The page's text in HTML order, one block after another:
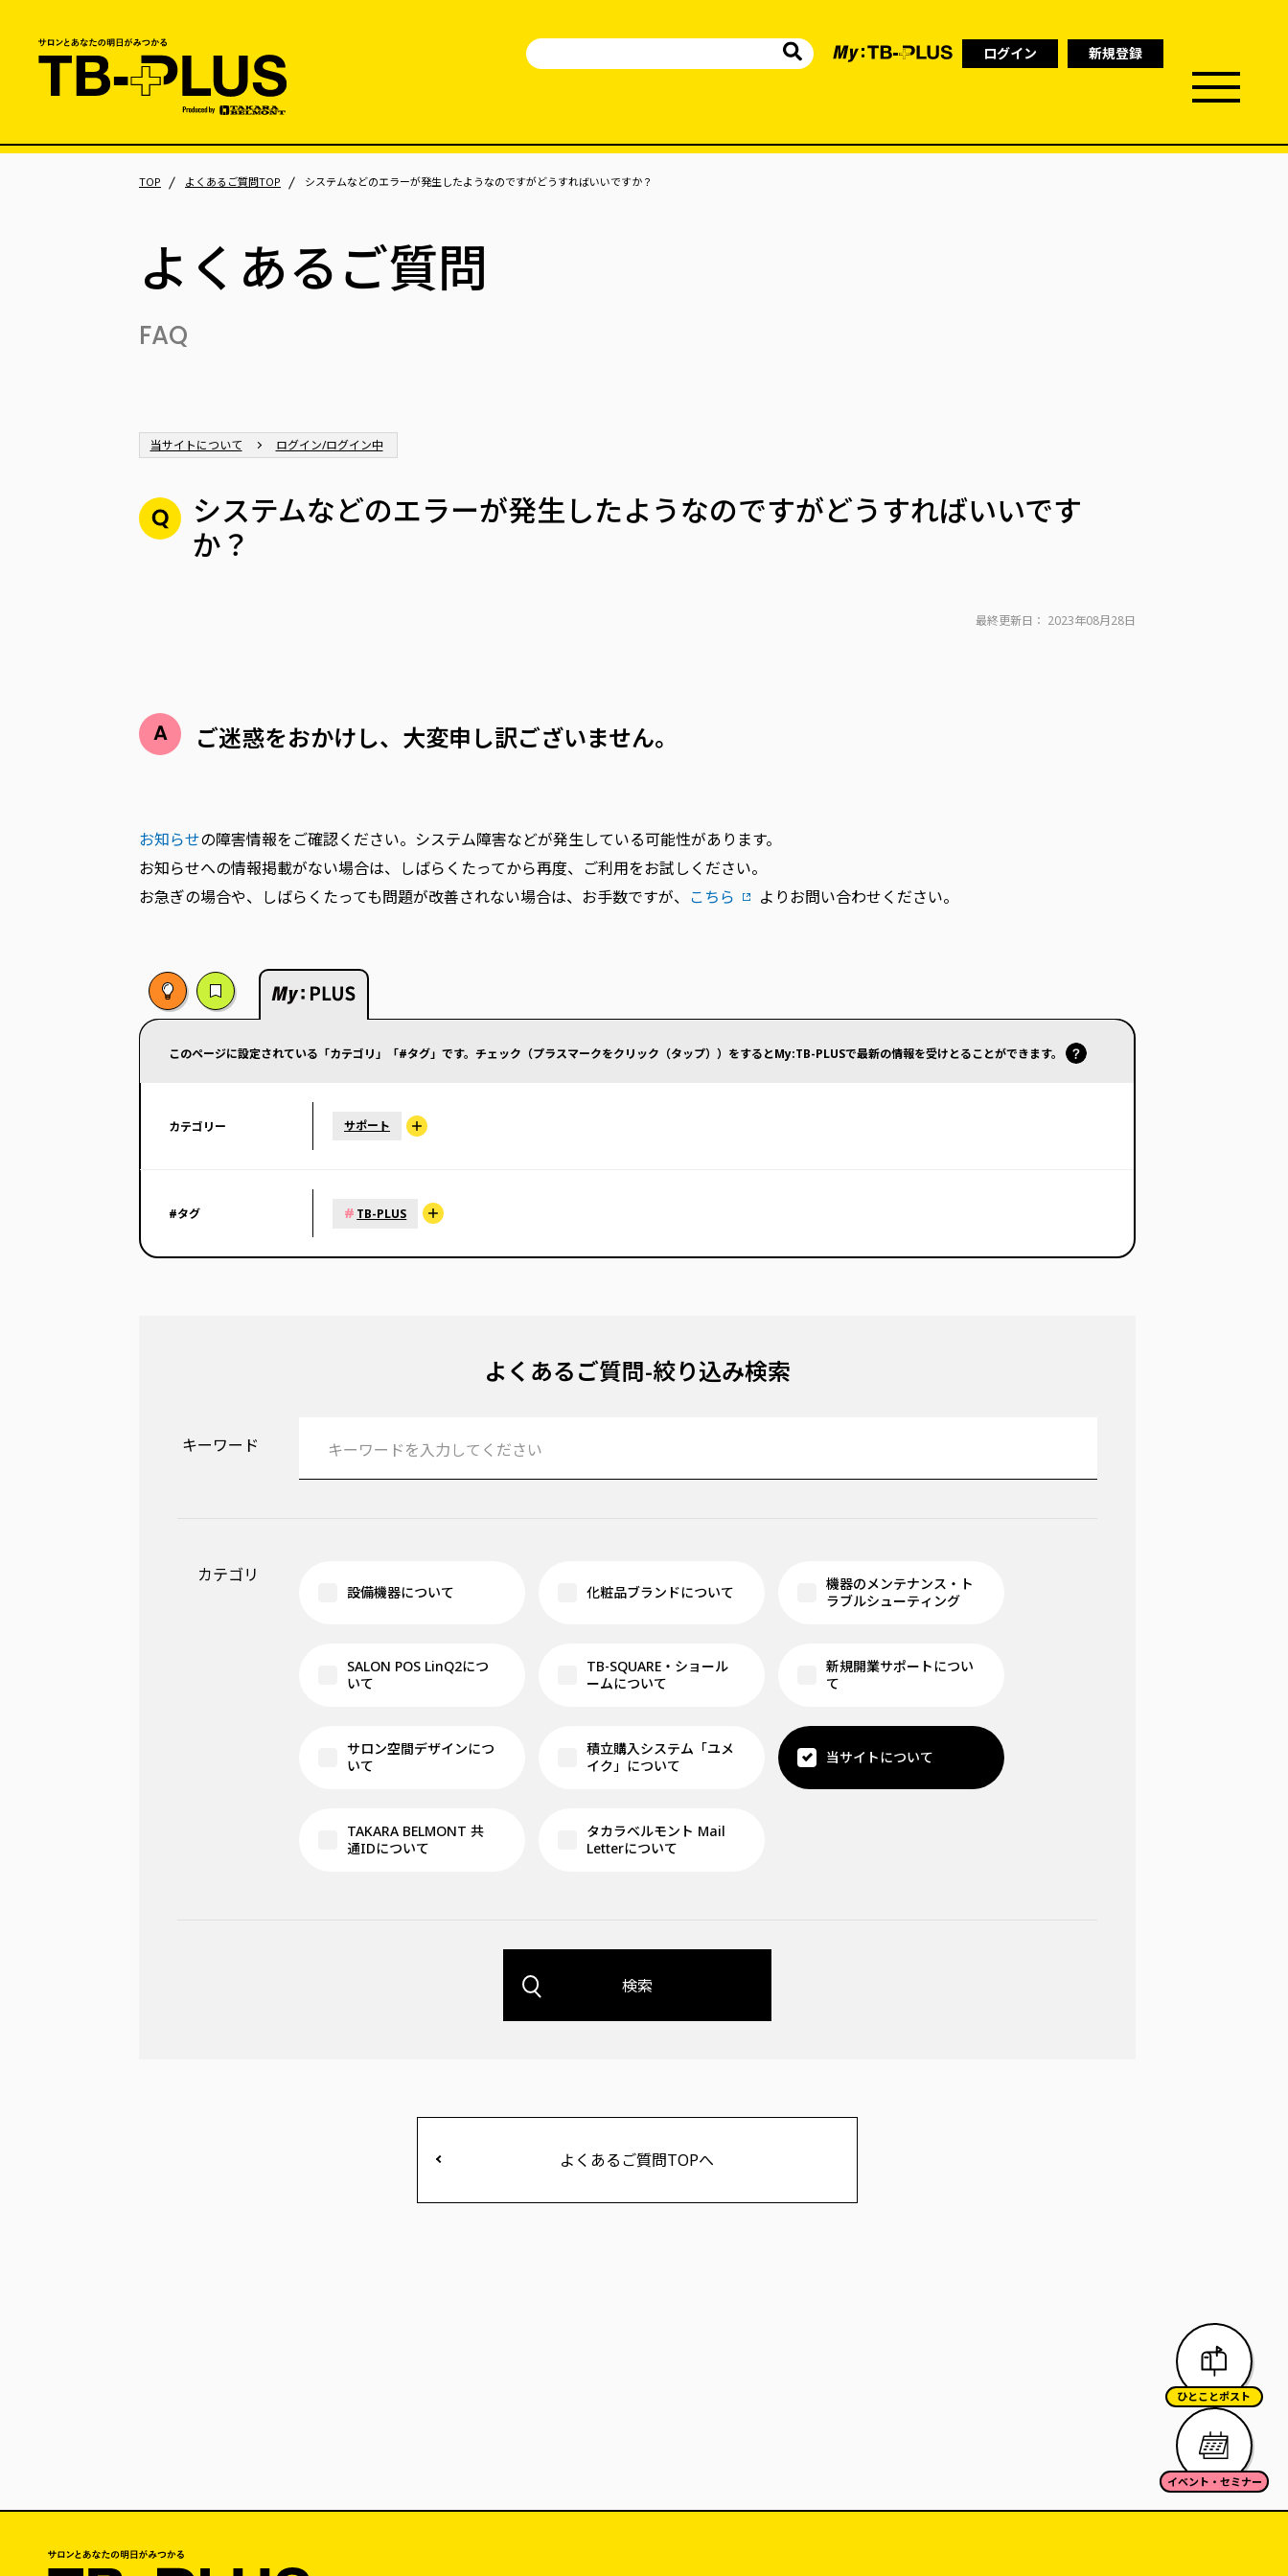
ログイン 新規登録
TOP よくあるご質問TOP システムなどのエラーが発生したようなのですがどうすればいいですか？
よくあるご質問
FAQ
当サイトについて ログイン/ログイン中
システムなどのエラーが発生したようなのですがどうすればいいです
か？
最終更新日： 2023年08月28日
ご迷惑をおかけし、大変申し訳ございません。
お知らせの障害情報をご確認ください。システム障害などが発生している可能性があります。
お知らせへの情報掲載がない場合は、しばらくたってから再度、ご利用をお試しください。
お急ぎの場合や、しばらくたっても問題が改善されない場合は、お手数ですが、 こちら よりお問い合わせください。
このページに設定されている「カテゴリ」「#タグ」です。チェック（プラスマークをクリック（タップ））をするとMy:TB-PLUSで最新の情報を受けとることができます。
カテゴリー サポート
#タグ # TB-PLUS
よくあるご質問-絞り込み検索
キーワード
カテゴリ
設備機器について 化粧品ブランドについて
機器のメンテナンス・ト
ラブルシューティング
SALON POS LinQ2につ
いて
TB-SQUARE・ショール
ームについて
新規開業サポートについ
て
サロン空間デザインにつ
いて
積立購入システム「ユメ
イク」について
当サイトについて
TAKARA BELMONT 共
通IDについて
タカラベルモント Mail
Letterについて
検索
よくあるご質問TOPへ
ひとことポスト
イベント・セミナー